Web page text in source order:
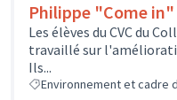
Philippe "Come in"
Les élèves du CVC du
travaillé sur
Ils...
Environnement et cadre